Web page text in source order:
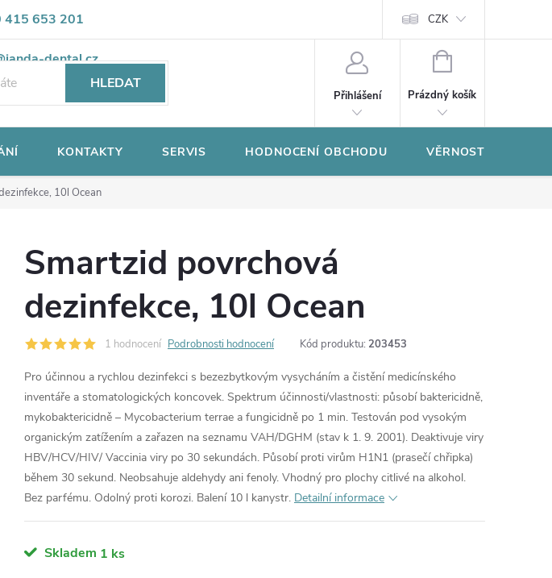
415 653 201
dental.cz
osobních údajů CZK
HLEDAT
Přihlášení
NÁKUPNÍ
Prázdný košík
KONTAKTY SERVIS HODNOCENÍ OBCHODU VĚRNOSTNÍ
10l Ocean
Smartzid povrchová
dezinfekce, 10l Ocean
1 hodnocení Podrobnosti hodnocení Kód produktu: 203453
Pro účinnou a rychlou dezinfekci s bezezbytkovým vysycháním a čistění medicínského
inventáře a stomatologických koncovek. Spektrum účinnosti/vlastnosti: působí baktericidně,
mykobaktericidně – Mycobacterium terrae a fungicidně po 1 min. Testován pod vysokým
organickým zatížením a zařazen na seznamu VAH/DGHM (stav k 1. 9. 2001). Deaktivuje viry
HBV/HCV/HIV/ Vaccinia viry po 30 sekundách. Působí proti virům H1N1 (prasečí chřipka)
během 30 sekund. Neobsahuje aldehydy ani fenoly. Vhodný pro plochy citlivé na alkohol.
Bez parfému. Odolný proti korozi. Balení 10 l kanystr. Detailní informace
Skladem 1 ks